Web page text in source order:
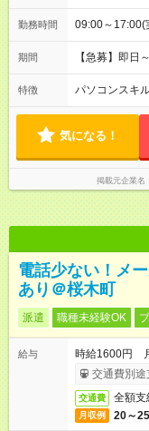
勤務時間 09:00～
期間 【急募】即
特徴 パソコンスキ
気になる！
掲載元企業名
電話少ない！メ
あり＠桜木町
派遣 職種未経験OK
給与
時給1600円
交通費別途
交通費 全額支
月収例 20～